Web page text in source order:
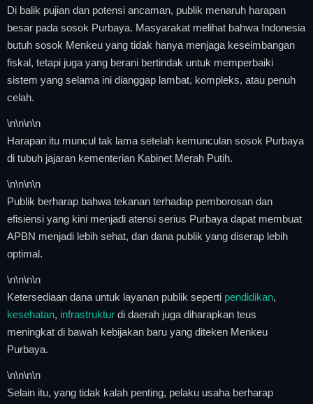
Di balik pujian dan potensi ancaman, publik menaruh harapan
besar pada sosok Purbaya. Masyarakat melihat bahwa Indonesia
butuh sosok Menkeu yang tidak hanya menjaga keseimbangan
fiskal, tetapi juga yang berani bertindak untuk memperbaiki
sistem yang selama ini dianggap lambat, kompleks, atau penuh
celah.
\n\n\n\n
Harapan itu muncul tak lama setelah kemunculan sosok Purbaya
di tubuh jajaran kementerian Kabinet Merah Putih.
\n\n\n\n
Publik berharap bahwa tekanan terhadap pemborosan dan
efisiensi yang kini menjadi atensi serius Purbaya dapat membuat
APBN menjadi lebih sehat, dan dana publik yang diserap lebih
optimal.
\n\n\n\n
Ketersediaan dana untuk layanan publik seperti pendidikan,
kesehatan, infrastruktur di daerah juga diharapkan teus
meningkat di bawah kebijakan baru yang diteken Menkeu
Purbaya.
\n\n\n\n
Selain itu, yang tidak kalah penting, pelaku usaha berharap